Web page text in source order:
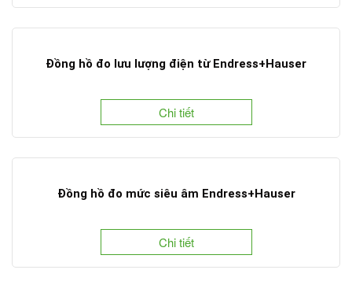
Đồng hồ đo lưu lượng điện từ Endress+Hauser
Chi tiết
Đồng hồ đo mức siêu âm Endress+Hauser
Chi tiết